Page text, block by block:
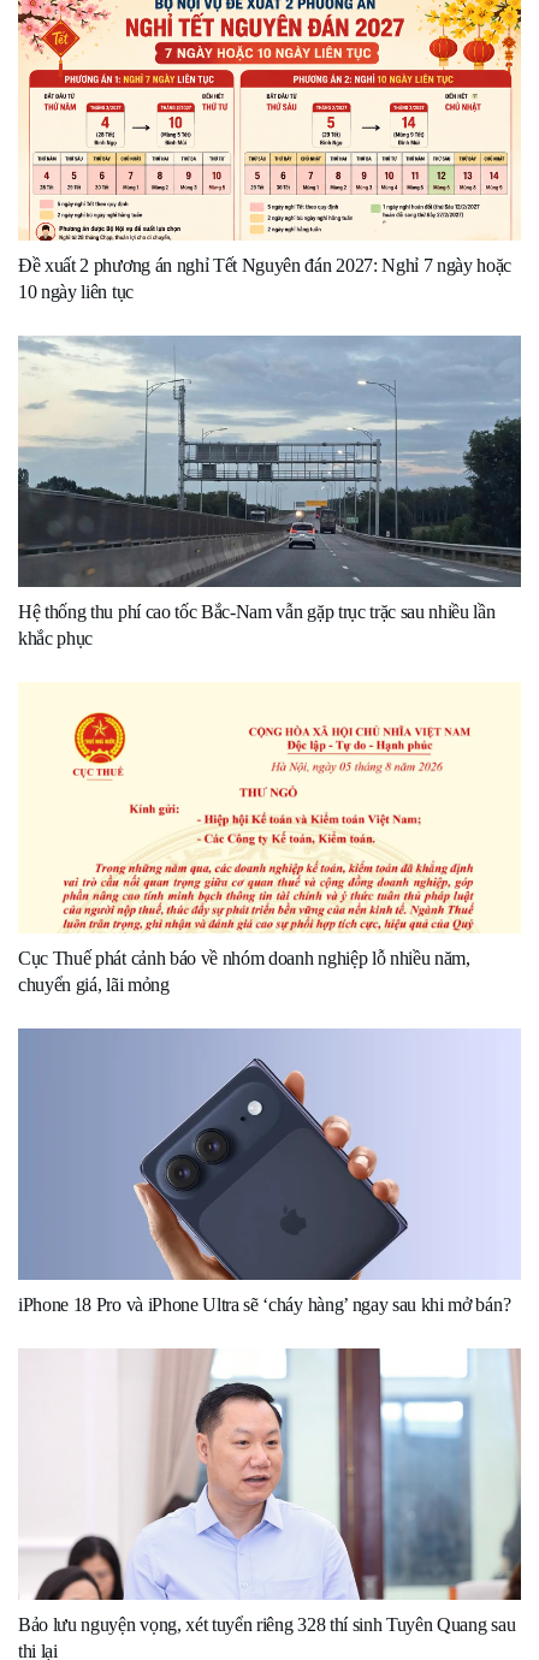
Đề xuất 2 phương án nghỉ Tết Nguyên đán 2027: Nghỉ 7 ngày hoặc
10 ngày liên tục
Hệ thống thu phí cao tốc Bắc-Nam vẫn gặp trục trặc sau nhiều lần
khắc phục
Cục Thuế phát cảnh báo về nhóm doanh nghiệp lỗ nhiều năm,
chuyển giá, lãi mỏng
iPhone 18 Pro và iPhone Ultra sẽ ‘cháy hàng’ ngay sau khi mở bán?
Bảo lưu nguyện vọng, xét tuyển riêng 328 thí sinh Tuyên Quang sau
thi lại